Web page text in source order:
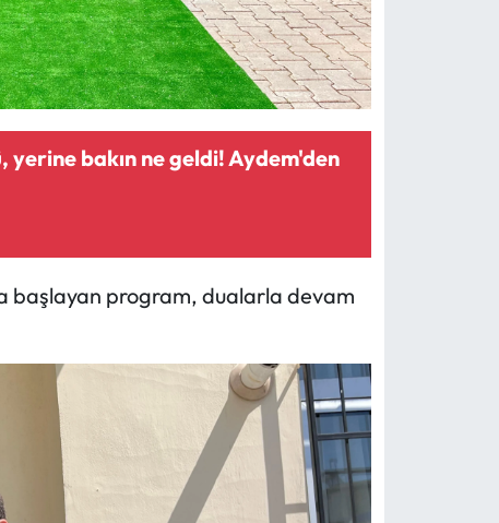
yerine bakın ne geldi! Aydem'den
başlayan program, dualarla devam